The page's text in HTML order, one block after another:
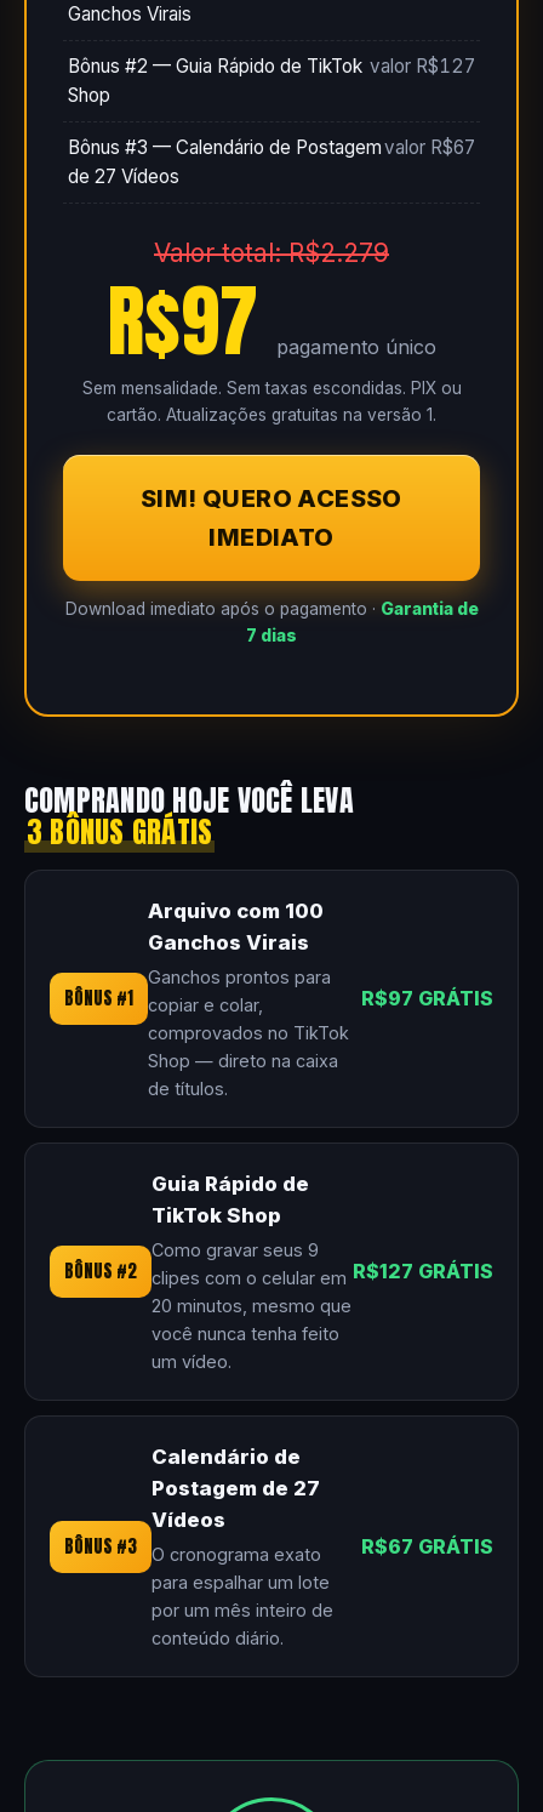
Ganchos Virais
Bônus #2 — Guia Rápido de TikTok
Shop
valor R$127
Bônus #3 — Calendário de Postagem
de 27 Vídeos
valor R$67
Valor total: R$2.279
R$97 pagamento único
Sem mensalidade. Sem taxas escondidas. PIX ou
cartão. Atualizações gratuitas na versão 1.
SIM! QUERO ACESSO
IMEDIATO
Download imediato após o pagamento · Garantia de
7 dias
COMPRANDO HOJE VOCÊ LEVA
3 BÔNUS GRÁTIS
BÔNUS #1
Arquivo com 100
Ganchos Virais
Ganchos prontos para
copiar e colar,
comprovados no TikTok
Shop — direto na caixa
de títulos.
R$97 GRÁTIS
BÔNUS #2
Guia Rápido de
TikTok Shop
Como gravar seus 9
clipes com o celular em
20 minutos, mesmo que
você nunca tenha feito
um vídeo.
R$127 GRÁTIS
BÔNUS #3
Calendário de
Postagem de 27
Vídeos
O cronograma exato
para espalhar um lote
por um mês inteiro de
conteúdo diário.
R$67 GRÁTIS